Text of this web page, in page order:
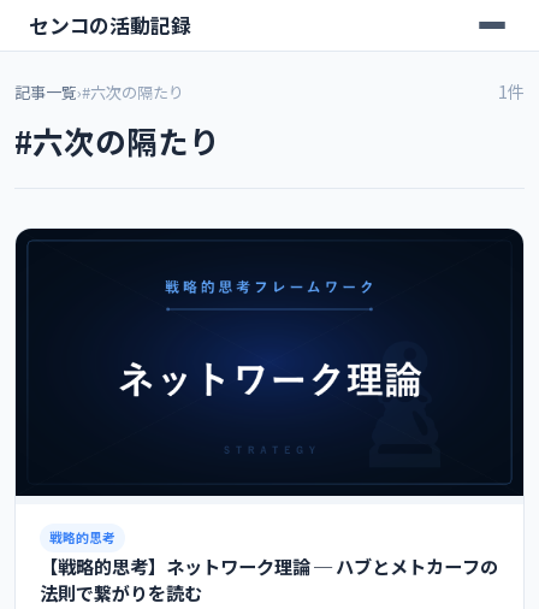
センコの活動記録
記事一覧›#六次の隔たり
#六次の隔たり
1件
戦略的思考
【戦略的思考】ネットワーク理論 ─ ハブとメトカーフの
法則で繋がりを読む